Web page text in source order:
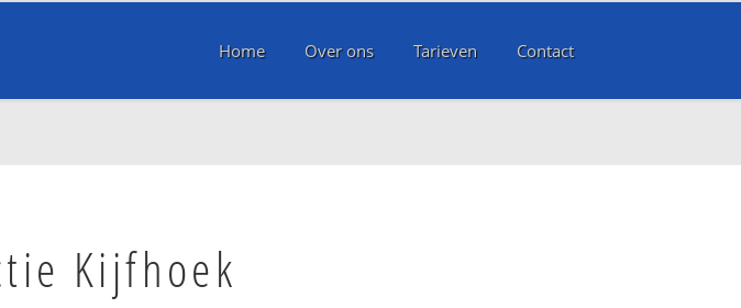
Home Over ons Tarieven Contact
Kijfhoek